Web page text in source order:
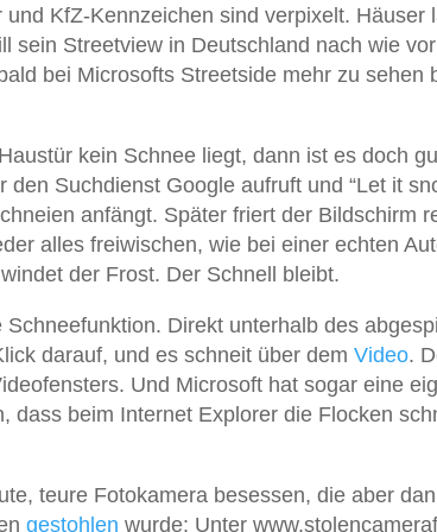
KfZ-Kennzeichen sind verpixelt. Häuser
sein Streetview in Deutschland nach wie
bei Microsofts Streetside mehr zu sehen
kein Schnee liegt, dann ist es doch
Suchdienst Google aufruft und “Let it
anfängt. Später friert der Bildschirm
alles freiwischen, wie bei einer echten
der Frost. Der Schnell bleibt.
Schneefunktion. Direkt unterhalb des
darauf, und es schneit über dem Video.
Und Microsoft hat sogar eine
dass beim Internet Explorer die Flocken
teure Fotokamera besessen, die aber
gestohlen wurde: Unter